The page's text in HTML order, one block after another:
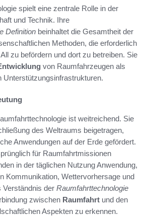
spielt eine zentrale Rolle in der
und Technik. Ihre
Definition beinhaltet die Gesamtheit der
Methoden, die erforderlich
zu befördern und dort zu betreiben. Sie
von Raumfahrzeugen als
Unterstützungsinfrastrukturen.
ist weitreichend. Sie
des Weltraums beigetragen,
Anwendungen auf der Erde gefördert.
für Raumfahrtmissionen
in der täglichen Nutzung Anwendung,
Kommunikation, Wettervorhersage und
Verständnis der Raumfahrttechnologie
zwischen Raumfahrt und den
Aspekten zu erkennen.